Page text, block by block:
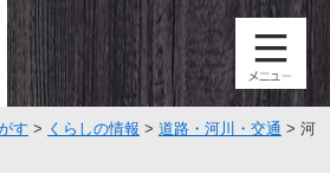
す > くらしの情報 > 道路・河川・交通 > 河